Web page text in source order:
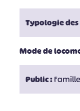
Typologie
Mode de
Public :Famille